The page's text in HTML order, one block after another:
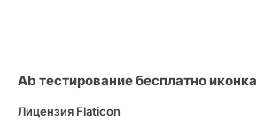
Ab тестирование бесплатно иконка
Лицензия Flaticon